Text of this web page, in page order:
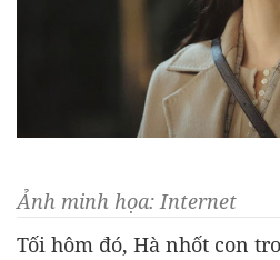
Ảnh minh họa: Internet
Tối hôm đó, Hà nhốt con